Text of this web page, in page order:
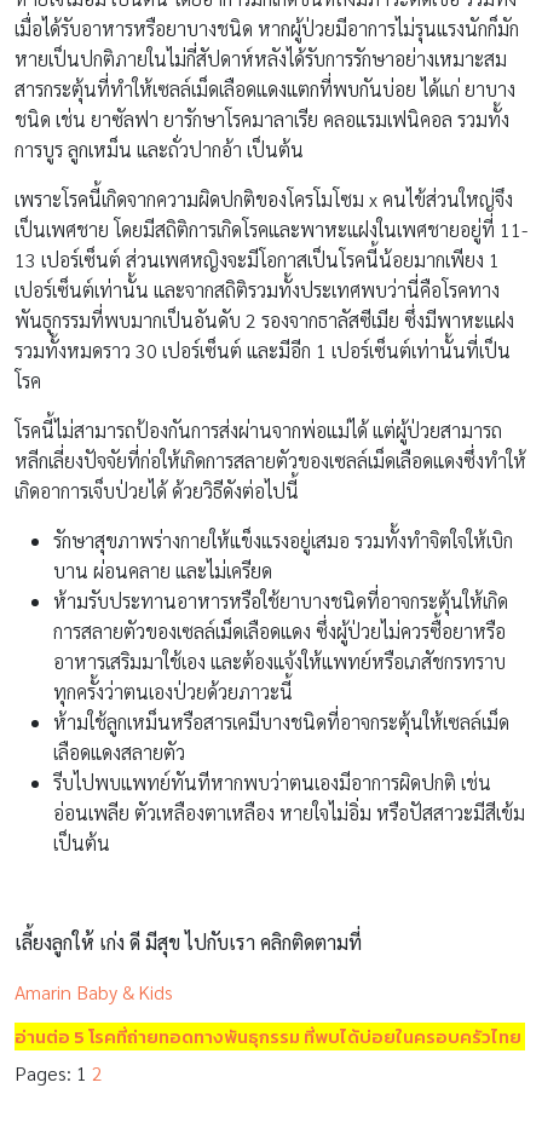
เมื่อได้รับอาหารหรือยาบางชนิด หากผู้ป่วยมีอาการไม่รุนแรงนักก็มัก
หายเป็นปกติภายในไม่กี่สัปดาห์หลังได้รับการรักษาอย่างเหมาะสม
สารกระตุ้นที่ทำให้เซลล์เม็ดเลือดแดงแตกที่พบกันบ่อย ได้แก่ ยาบาง
ชนิด เช่น ยาซัลฟา ยารักษาโรคมาลาเรีย คลอแรมเฟนิคอล รวมทั้ง
การบูร ลูกเหม็น และถั่วปากอ้า เป็นต้น
เพราะโรคนี้เกิดจากความผิดปกติของโครโมโซม x คนไข้ส่วนใหญ่จึง
เป็นเพศชาย โดยมีสถิติการเกิดโรคและพาหะแฝงในเพศชายอยู่ที่ 11-
13 เปอร์เซ็นต์ ส่วนเพศหญิงจะมีโอกาสเป็นโรคนี้น้อยมากเพียง 1
เปอร์เซ็นต์เท่านั้น และจากสถิติรวมทั้งประเทศพบว่านี่คือโรคทาง
พันธุกรรมที่พบมากเป็นอันดับ 2 รองจากธาลัสซีเมีย ซึ่งมีพาหะแฝง
รวมทั้งหมดราว 30 เปอร์เซ็นต์ และมีอีก 1 เปอร์เซ็นต์เท่านั้นที่เป็น
โรค
โรคนี้ไม่สามารถป้องกันการส่งผ่านจากพ่อแม่ได้ แต่ผู้ป่วยสามารถ
หลีกเลี่ยงปัจจัยที่ก่อให้เกิดการสลายตัวของเซลล์เม็ดเลือดแดงซึ่งทำให้
เกิดอาการเจ็บป่วยได้ ด้วยวิธีดังต่อไปนี้
รักษาสุขภาพร่างกายให้แข็งแรงอยู่เสมอ รวมทั้งทำจิตใจให้เบิก
บาน ผ่อนคลาย และไม่เครียด
ห้ามรับประทานอาหารหรือใช้ยาบางชนิดที่อาจกระตุ้นให้เกิด
การสลายตัวของเซลล์เม็ดเลือดแดง ซึ่งผู้ป่วยไม่ควรซื้อยาหรือ
อาหารเสริมมาใช้เอง และต้องแจ้งให้แพทย์หรือเภสัชกรทราบ
ทุกครั้งว่าตนเองป่วยด้วยภาวะนี้
ห้ามใช้ลูกเหม็นหรือสารเคมีบางชนิดที่อาจกระตุ้นให้เซลล์เม็ด
เลือดแดงสลายตัว
รีบไปพบแพทย์ทันทีหากพบว่าตนเองมีอาการผิดปกติ เช่น
อ่อนเพลีย ตัวเหลืองตาเหลือง หายใจไม่อิ่ม หรือปัสสาวะมีสีเข้ม
เป็นต้น
เลี้ยงลูกให้ เก่ง ดี มีสุข ไปกับเรา คลิกติดตามที่
Amarin Baby & Kids
อ่านต่อ 5 โรคที่ถ่ายทอดทางพันธุกรรม ที่พบได้บ่อยในครอบครัวไทย
Pages: 1 2